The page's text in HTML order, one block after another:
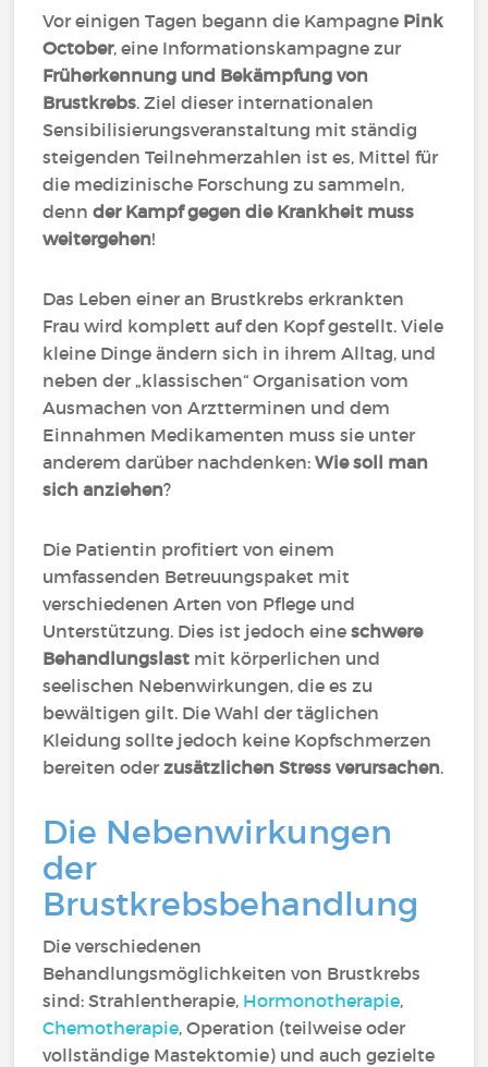
Vor einigen Tagen begann die Kampagne Pink
October, eine Informationskampagne zur
Früherkennung und Bekämpfung von
Brustkrebs. Ziel dieser internationalen
Sensibilisierungsveranstaltung mit ständig
steigenden Teilnehmerzahlen ist es, Mittel für
die medizinische Forschung zu sammeln,
denn der Kampf gegen die Krankheit muss
weitergehen!
Das Leben einer an Brustkrebs erkrankten
Frau wird komplett auf den Kopf gestellt. Viele
kleine Dinge ändern sich in ihrem Alltag, und
neben der „klassischen“ Organisation vom
Ausmachen von Arztterminen und dem
Einnahmen Medikamenten muss sie unter
anderem darüber nachdenken:Wie soll man
sich anziehen?
Die Patientin profitiert von einem
umfassenden Betreuungspaket mit
verschiedenen Arten von Pflege und
Unterstützung. Dies ist jedoch eineschwere
Behandlungslast mit körperlichen und
seelischen Nebenwirkungen, die es zu
bewältigen gilt. Die Wahl der täglichen
Kleidung sollte jedoch keine Kopfschmerzen
bereiten oderzusätzlichen Stress verursachen.
Die Nebenwirkungen
der
Brustkrebsbehandlung
Die verschiedenen
Behandlungsmöglichkeiten von Brustkrebs
sind: Strahlentherapie, Hormonotherapie,
Chemotherapie, Operation (teilweise oder
vollständige Mastektomie) und auch gezielte